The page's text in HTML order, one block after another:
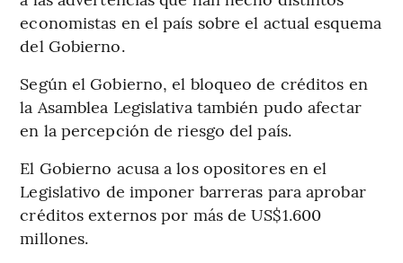
economistas en el país sobre el actual esquema
del Gobierno.
Según el Gobierno, el bloqueo de créditos en
la Asamblea Legislativa también pudo afectar
en la percepción de riesgo del país.
El Gobierno acusa a los opositores en el
Legislativo de imponer barreras para aprobar
créditos externos por más de US$1.600
millones.